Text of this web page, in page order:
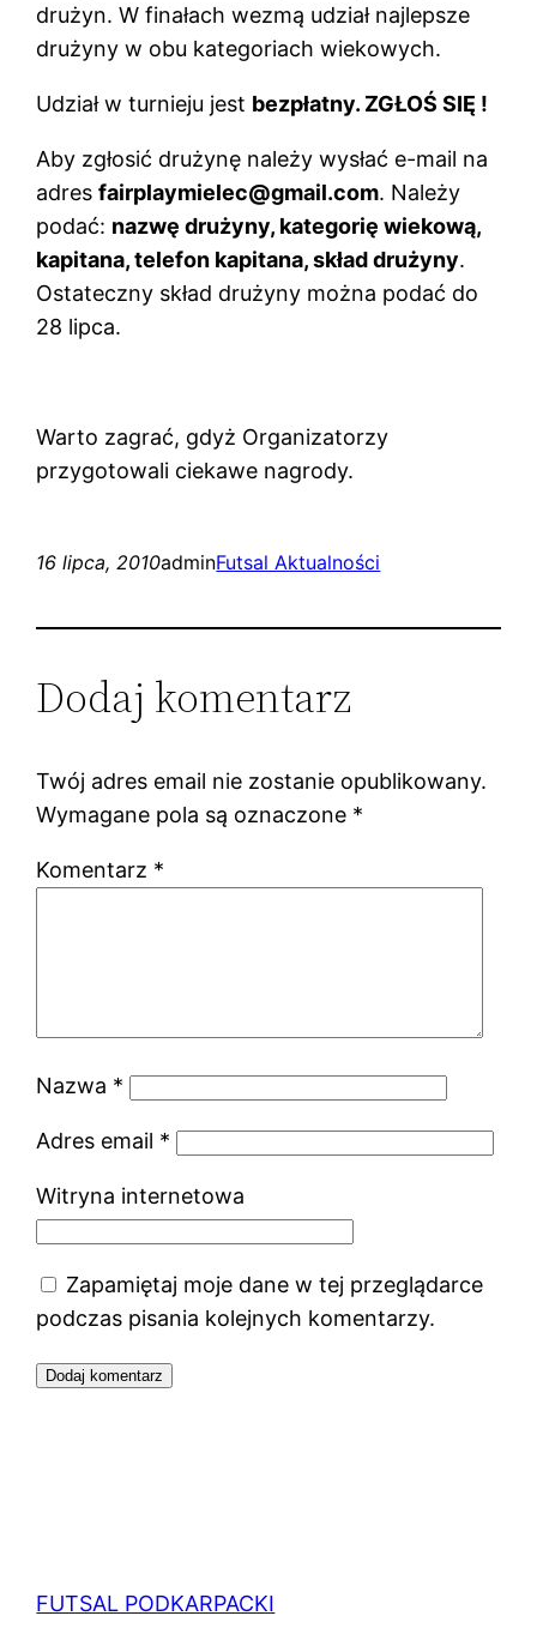
drużyn. W finałach wezmą udział najlepsze
drużyny w obu kategoriach wiekowych.
Udział w turnieju jest bezpłatny. ZGŁOŚ SIĘ !
Aby zgłosić drużynę należy wysłać e-mail na
adresfairplaymielec@gmail.com. Należy
podać: nazwę drużyny, kategorię wiekową,
kapitana, telefon kapitana, skład drużyny.
Ostateczny skład drużyny można podać do
28 lipca.
Warto zagrać, gdyż Organizatorzy
przygotowali ciekawe nagrody.
16 lipca, 2010adminFutsal Aktualności
Dodaj komentarz
Twój adres email nie zostanie opublikowany.
Wymagane pola są oznaczone *
Komentarz *
Nazwa *
Adres email *
Witryna internetowa
Zapamiętaj moje dane w tej przeglądarce
podczas pisania kolejnych komentarzy.
FUTSAL PODKARPACKI